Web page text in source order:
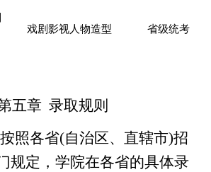
戏剧影视人物造型 省级统考
五章 录取规则
按照各省(自治区、直辖市)招
规定，学院在各省的具体录